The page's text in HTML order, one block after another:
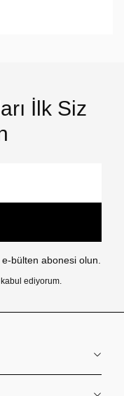
İlk Siz
bülten abonesi olun.
ediyorum.